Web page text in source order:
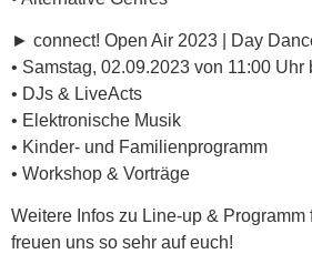
► connect! Open Air 2023 | Day
• Samstag, 02.09.2023 von 11:00 Uhr
• DJs & LiveActs
• Elektronische Musik
• Kinder- und Familienprogramm
• Workshop & Vorträge
Weitere Infos zu Line-up &
freuen uns so sehr auf euch!